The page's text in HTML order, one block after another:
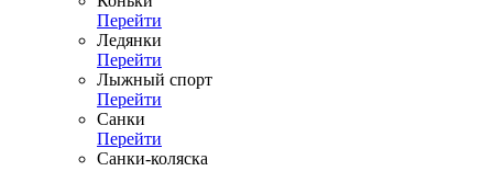
Перейти
Ледянки
Перейти
Лыжный спорт
Перейти
Санки
Перейти
Санки-коляска